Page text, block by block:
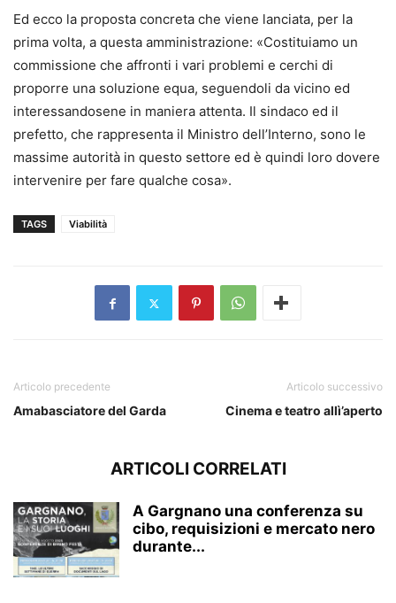
Ed ecco la proposta concreta che viene lanciata, per la
prima volta, a questa amministrazione: «Costituiamo un
commissione che affronti i vari problemi e cerchi di
proporre una soluzione equa, seguendoli da vicino ed
interessandosene in maniera attenta. Il sindaco ed il
prefetto, che rappresenta il Ministro dell’Interno, sono le
massime autorità in questo settore ed è quindi loro dovere
intervenire per fare qualche cosa».
TAGS Viabilità
Articolo precedente
Amabasciatore del Garda
Articolo successivo
Cinema e teatro allì’aperto
ARTICOLI CORRELATI
A Gargnano una conferenza su
cibo, requisizioni e mercato nero
durante...